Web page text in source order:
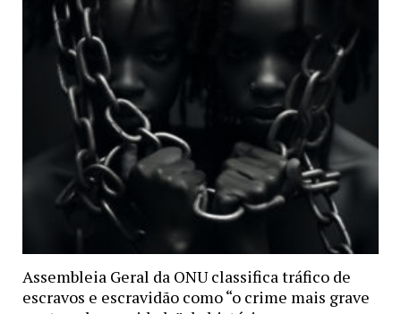
Assembleia Geral da ONU classifica tráfico de
escravos e escravidão como “o crime mais grave